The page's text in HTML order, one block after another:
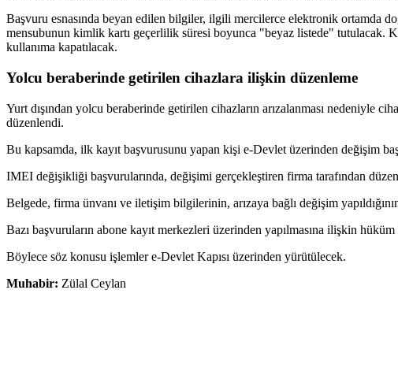
Başvuru esnasında beyan edilen bilgiler, ilgili mercilerce elektronik ortamda
mensubunun kimlik kartı geçerlilik süresi boyunca "beyaz listede" tutulacak.
kullanıma kapatılacak.
Yolcu beraberinde getirilen cihazlara ilişkin düzenleme
Yurt dışından yolcu beraberinde getirilen cihazların arızalanması nedeniyle
düzenlendi.
Bu kapsamda, ilk kayıt başvurusunu yapan kişi e-Devlet üzerinden değişim
IMEI değişikliği başvurularında, değişimi gerçekleştiren firma tarafından
Belgede, firma ünvanı ve iletişim bilgilerinin, arızaya bağlı değişim
Bazı başvuruların abone kayıt merkezleri üzerinden yapılmasına ilişkin hüküm
Böylece söz konusu işlemler e-Devlet Kapısı üzerinden yürütülecek.
Muhabir: Zülal Ceylan